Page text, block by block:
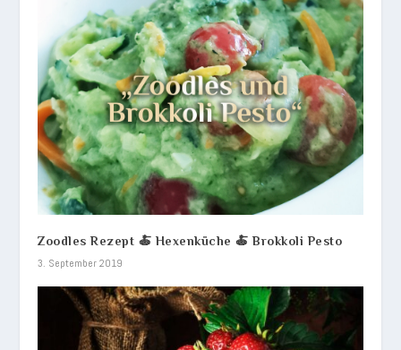
Zoodles Rezept 🍝 Hexenküche 🍝 Brokkoli Pesto
3. September 2019